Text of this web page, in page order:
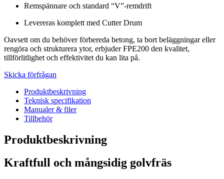
Remspännare och standard “V”-remdrift
Levereras komplett med Cutter Drum
Oavsett om du behöver förbereda betong, ta bort beläggningar eller
rengöra och strukturera ytor, erbjuder FPE200 den kvalitet,
tillförlitlighet och effektivitet du kan lita på.
Skicka förfrågan
Produktbeskrivning
Teknisk specifikation
Manualer & filer
Tillbehör
Produktbeskrivning
Kraftfull och mångsidig golvfräs